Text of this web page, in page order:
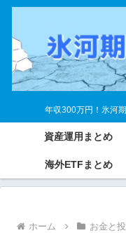
年収300万円！氷河
資産運用まとめ
海外ETFまとめ
ホーム お金と